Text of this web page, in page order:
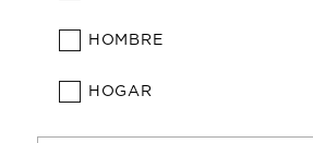
HOMBRE
HOGAR